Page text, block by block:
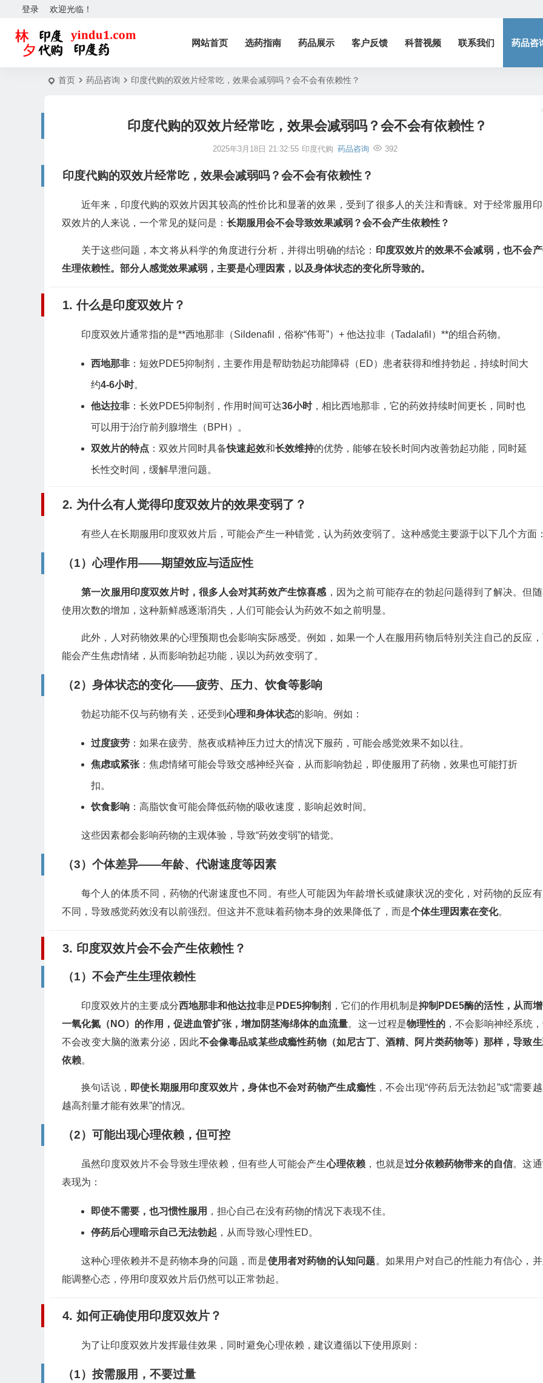
欢迎光临！
登录
网站首页 选药指南 药品展示 客户反馈 科普视频 联系我们 药品咨
首页 药品咨询 印度代购的双效片经常吃，效果会减弱吗？会不会有依赖性？
印度代购的双效片经常吃，效果会减弱吗？会不会有依赖性？
2025年3月18日 21:32:55 印度代购 药品咨询 392
印度代购的双效片经常吃，效果会减弱吗？会不会有依赖性？
近年来，印度代购的双效片因其较高的性价比和显著的效果，受到了很多人的关注和青睐。对于经常服用
双效片的人来说，一个常见的疑问是： 长期服用会不会导致效果减弱？会不会产生依赖性？
关于这些问题，本文将从科学的角度进行分析，并得出明确的结论： 印度双效片的效果不会减弱，也不会
生理依赖性。部分人感觉效果减弱，主要是心理因素，以及身体状态的变化所导致的。
1. 什么是印度双效片？
印度双效片通常指的是**西地那非（Sildenafil，俗称“伟哥”）+ 他达拉非（Tadalafil）**的组合药物。
西地那非 ：短效PDE5抑制剂，主要作用是帮助勃起功能障碍（ED）患者获得和维持勃起，持续时间大
约4-6小时。
他达拉非 ：长效PDE5抑制剂，作用时间可达36小时，相比西地那非，它的药效持续时间更长，同时也
可以用于治疗前列腺增生（BPH）。
双效片的特点 ：双效片同时具备快速起效和长效维持的优势，能够在较长时间内改善勃起功能，同时延
长性交时间，缓解早泄问题。
2. 为什么有人觉得印度双效片的效果变弱了？
有些人在长期服用印度双效片后，可能会产生一种错觉，认为药效变弱了。这种感觉主要源于以下几个方面
（1）心理作用——期望效应与适应性
第一次服用印度双效片时，很多人会对其药效产生惊喜感 ，因为之前可能存在的勃起问题得到了解决。但
使用次数的增加，这种新鲜感逐渐消失，人们可能会认为药效不如之前明显。
此外，人对药物效果的心理预期也会影响实际感受。例如，如果一个人在服用药物后特别关注自己的反应
能会产生焦虑情绪，从而影响勃起功能，误以为药效变弱了。
（2）身体状态的变化——疲劳、压力、饮食等影响
勃起功能不仅与药物有关，还受到心理和身体状态的影响。例如：
过度疲劳 ：如果在疲劳、熬夜或精神压力过大的情况下服药，可能会感觉效果不如以往。
焦虑或紧张 ：焦虑情绪可能会导致交感神经兴奋，从而影响勃起，即使服用了药物，效果也可能打折
扣。
饮食影响 ：高脂饮食可能会降低药物的吸收速度，影响起效时间。
这些因素都会影响药物的主观体验，导致“药效变弱”的错觉。
（3）个体差异——年龄、代谢速度等因素
每个人的体质不同，药物的代谢速度也不同。有些人可能因为年龄增长或健康状况的变化，对药物的反应
不同，导致感觉药效没有以前强烈。但这并不意味着药物本身的效果降低了，而是个体生理因素在变化。
3. 印度双效片会不会产生依赖性？
（1）不会产生生理依赖性
印度双效片的主要成分西地那非和他达拉非是 PDE5抑制剂 ，它们的作用机制是抑制PDE5酶的活性，从而
一氧化氮（NO）的作用，促进血管扩张，增加阴茎海绵体的血流量。这一过程是物理性的，不会影响神经系统
不会改变大脑的激素分泌，因此不会像毒品或某些成瘾性药物（如尼古丁、酒精、阿片类药物等）那样，导致
依赖。
换句话说， 即使长期服用印度双效片，身体也不会对药物产生成瘾性 ，不会出现“停药后无法勃起”或“需要
越高剂量才能有效果”的情况。
（2）可能出现心理依赖，但可控
虽然印度双效片不会导致生理依赖，但有些人可能会产生心理依赖 ，也就是过分依赖药物带来的自信。这
表现为：
即使不需要，也习惯性服用 ，担心自己在没有药物的情况下表现不佳。
停药后心理暗示自己无法勃起 ，从而导致心理性ED。
这种心理依赖并不是药物本身的问题，而是使用者对药物的认知问题。如果用户对自己的性能力有信心，
能调整心态，停用印度双效片后仍然可以正常勃起。
4. 如何正确使用印度双效片？
为了让印度双效片发挥最佳效果，同时避免心理依赖，建议遵循以下使用原则：
（1）按需服用，不要过量